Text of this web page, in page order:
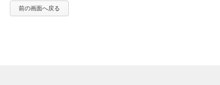
前の画面へ戻る